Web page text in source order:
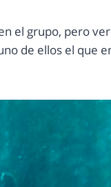
el grupo, pero
de ellos el que